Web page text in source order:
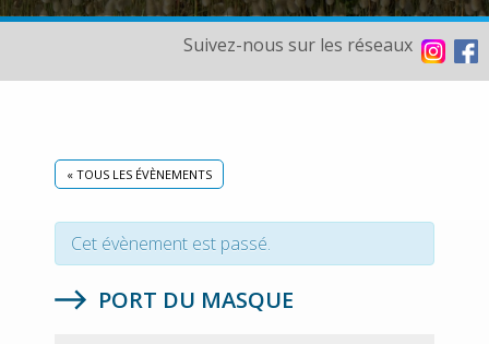
Suivez-nous sur les réseaux
« TOUS LES ÉVÈNEMENTS
Cet évènement est passé.
PORT DU MASQUE